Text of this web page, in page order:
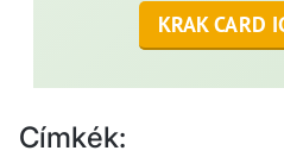
KRAK CARD
Címkék: